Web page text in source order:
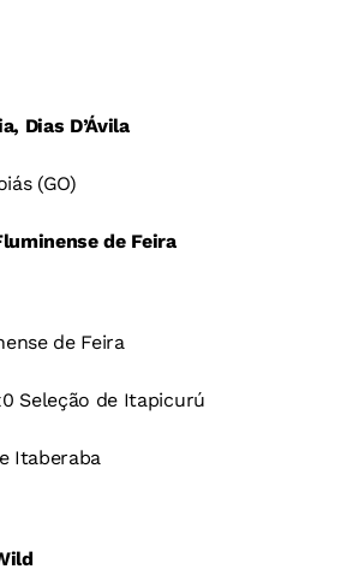
Dias D’Ávila
(GO)
de Feira
de Feira
Seleção de Itapicurú
Itaberaba